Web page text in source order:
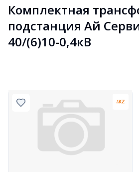
Комплектная
подстанция Ай
40/(6)10-0,4кВ